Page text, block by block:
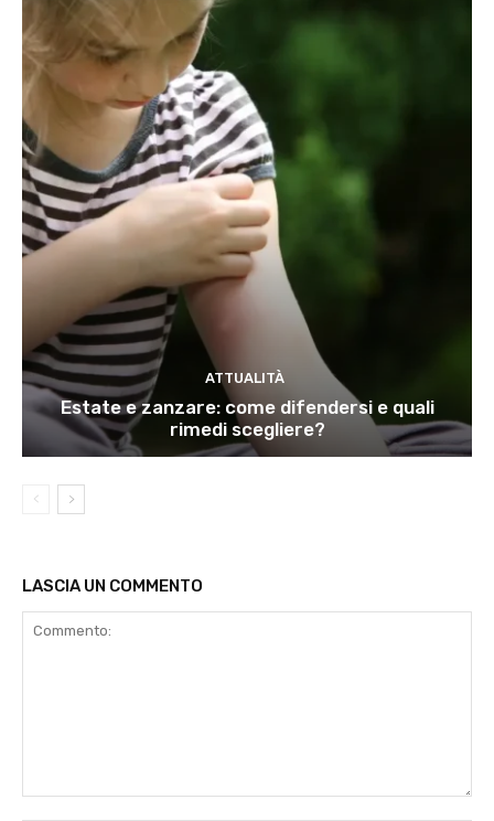
ATTUALITÀ
Estate e zanzare: come difendersi e quali
rimedi scegliere?
LASCIA UN COMMENTO